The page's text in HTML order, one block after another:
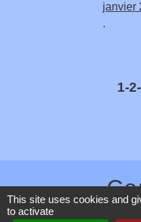
janvier
.
1-2
This site uses cookies and
to activate